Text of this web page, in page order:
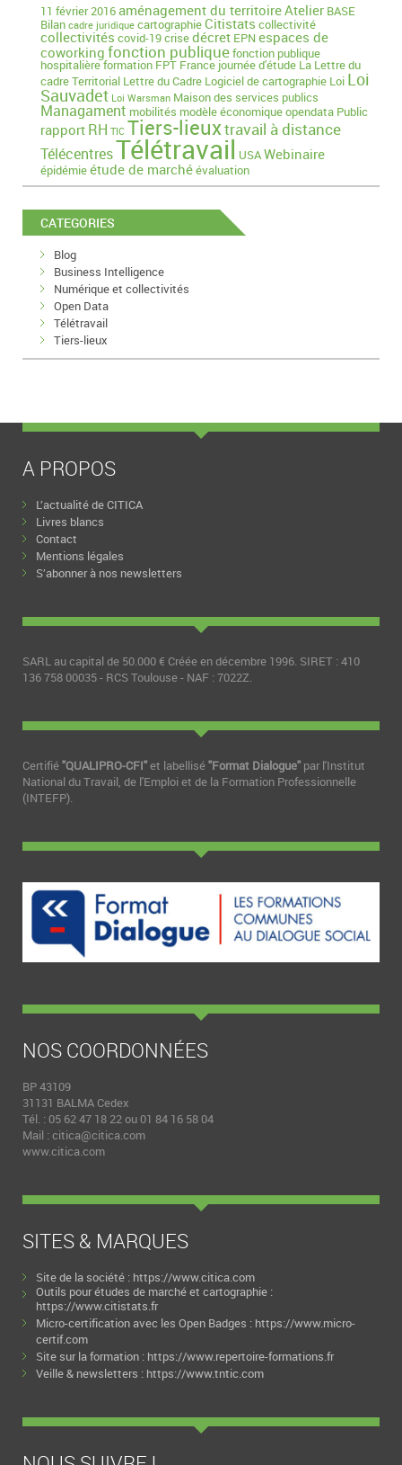
11 février 2016aménagement du territoireAtelier BASE
Bilan cadre juridique cartographieCitistats collectivité
collectivités covid-19crisedécret EPN espaces de
coworking fonction publiquefonction publique
hospitalièreformation FPT France journée d'étude La Lettre du
cadre Territorial Lettre du Cadre Logiciel de cartographie Loi Loi
Sauvadet Loi Warsman Maison des services publics
Managament mobilités modèle économiqueopendata Public
rapport RH TIC Tiers-lieuxtravail à distance
TélécentresTélétravail USAWebinaire
épidémieétude de marchéévaluation
CATEGORIES
Blog
Business Intelligence
Numérique et collectivités
Open Data
Télétravail
Tiers-lieux
A PROPOS
L’actualité de CITICA
Livres blancs
Contact
Mentions légales
S’abonner à nos newsletters
SARL au capital de 50.000 € Créée en décembre 1996. SIRET : 410
136 758 00035 - RCS Toulouse - NAF : 7022Z.
Certifié"QUALIPRO-CFI"et labellisé"Format Dialogue" par l'Institut
National du Travail, de l'Emploi et de la Formation Professionnelle
(INTEFP).
NOS COORDONNÉES
BP 43109
31131 BALMA Cedex
Tél. : 05 62 47 18 22 ou 01 84 16 58 04
Mail : citica@citica.com
www.citica.com
SITES & MARQUES
Site de la société : https://www.citica.com
Outils pour études de marché et cartographie :
https://www.citistats.fr
Micro-certification avec les Open Badges : https://www.micro-
certif.com
Site sur la formation : https://www.repertoire-formations.fr
Veille & newsletters : https://www.tntic.com